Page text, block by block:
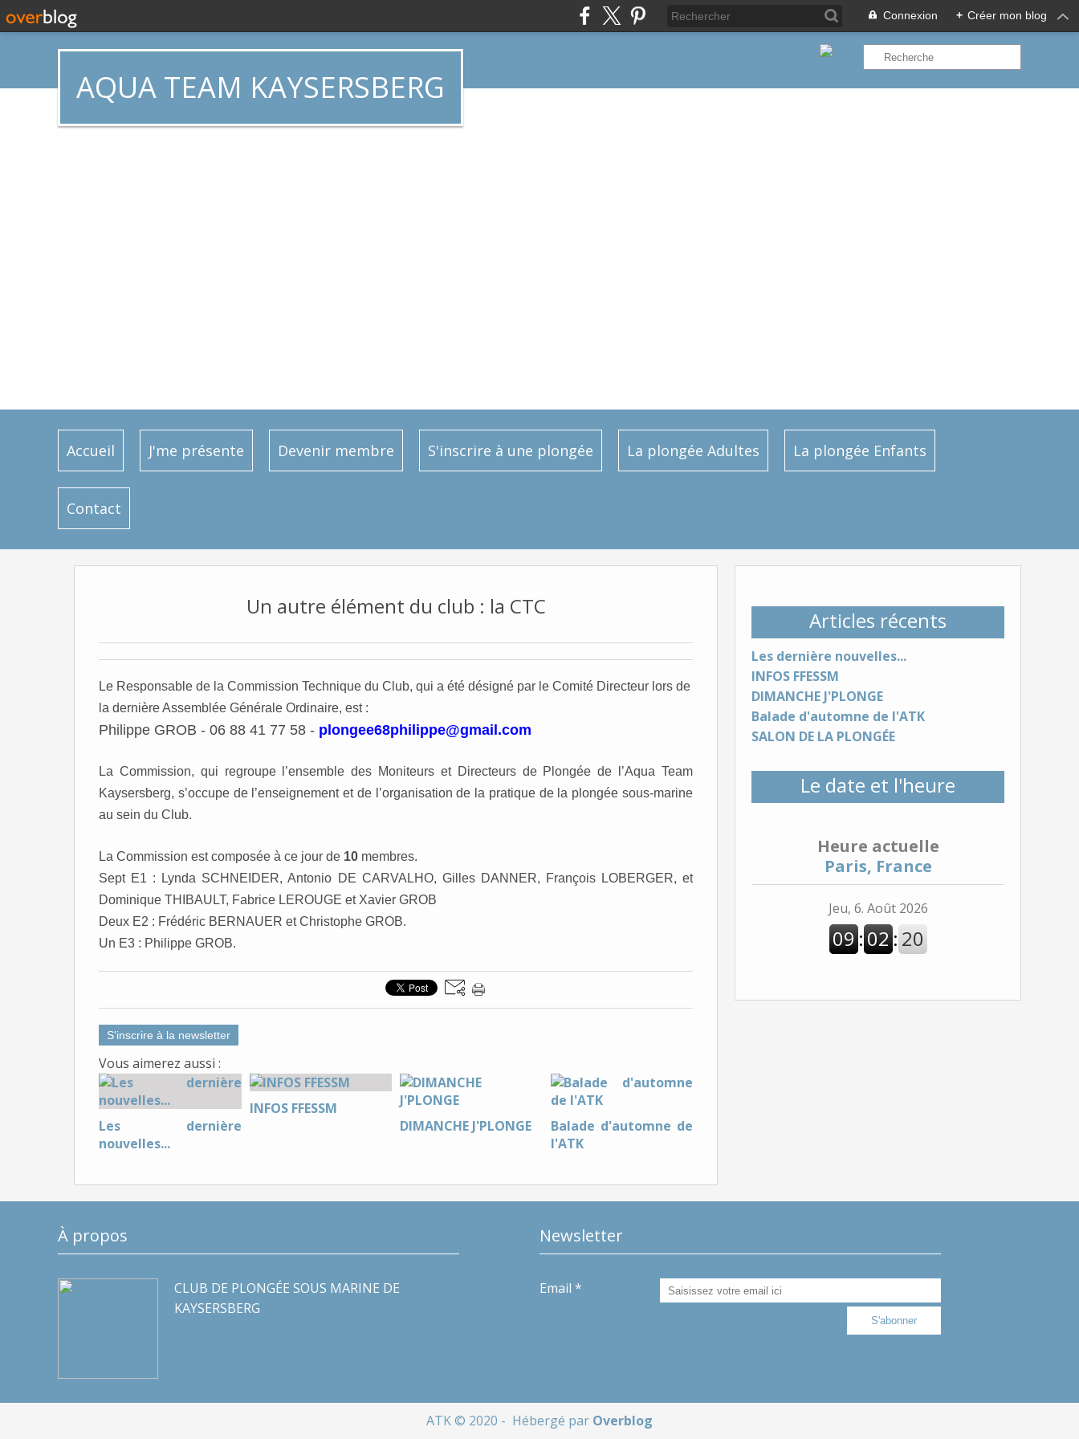
Connexion + Créer mon blog
AQUA TEAM KAYSERSBERG
Accueil J'me présente Devenir membre S'inscrire à une plongée La plongée Adultes La plongée Enfants
Contact
Articles récents
Les dernière nouvelles...
INFOS FFESSM
DIMANCHE J'PLONGE
Balade d'automne de l'ATK
SALON DE LA PLONGÉE
Le date et l'heure
Heure actuelle
Paris, France
Un autre élément du club : la CTC
Le Responsable de la Commission Technique du Club, qui a été désigné par le Comité Directeur lors de
la dernière Assemblée Générale Ordinaire, est :
Philippe GROB - 06 88 41 77 58 - plongee68philippe@gmail.com
La Commission, qui regroupe l’ensemble des Moniteurs et Directeurs de Plongée de l’Aqua Team
Kaysersberg, s’occupe de l’enseignement et de l’organisation de la pratique de la plongée sous-marine
au sein du Club.
La Commission est composée à ce jour de 10 membres.
Sept E1 : Lynda SCHNEIDER, Antonio DE CARVALHO, Gilles DANNER, François LOBERGER, et
Dominique THIBAULT, Fabrice LEROUGE et Xavier GROB
Deux E2 : Frédéric BERNAUER et Christophe GROB.
Un E3 : Philippe GROB.
S'inscrire à la newsletter
Vous aimerez aussi :
Les dernière
nouvelles...
INFOS FFESSM
DIMANCHE J'PLONGE
Balade d'automne de
l'ATK
À propos
CLUB DE PLONGÉE SOUS MARINE DE
KAYSERSBERG
Newsletter
Email
ATK © 2020 - Hébergé par Overblog